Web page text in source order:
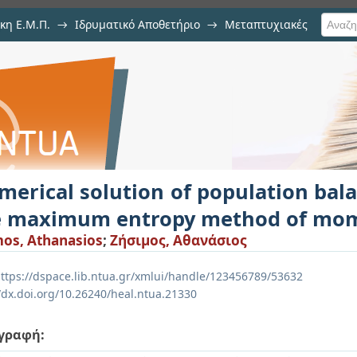
Ε.Μ.Π. → Ιδρυματικό Αποθετήριο → Μεταπτυχιακές
population balance
solution of population
maximum entropy method of
Athanasios; Ζήσιμος, Αθανάσιος
dspace.lib.ntua.gr/xmlui/handle/123456789/53632
10.26240/heal.ntua.21330